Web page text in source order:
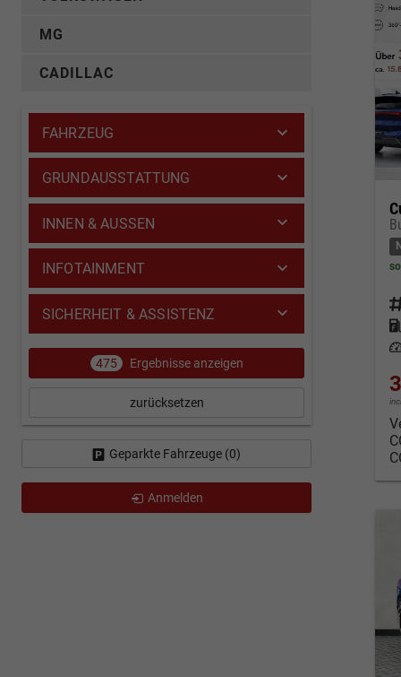
MG
CADILLAC
FAHRZEUG
GRUNDAUSSTATTUNG
INNEN & AUSSEN
INFOTAINMENT
SICHERHEIT & ASSISTENZ
475 Ergebnisse anzeigen
zurücksetzen
Geparkte Fahrzeuge (0)
Anmelden